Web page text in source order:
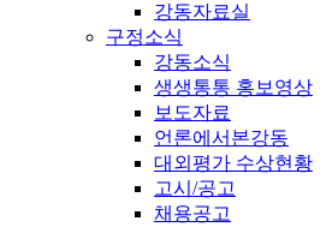
강동자료실
구정소식
강동소식
생생통통 홍보영상
보도자료
언론에서본강동
대외평가 수상현황
고시/공고
채용공고